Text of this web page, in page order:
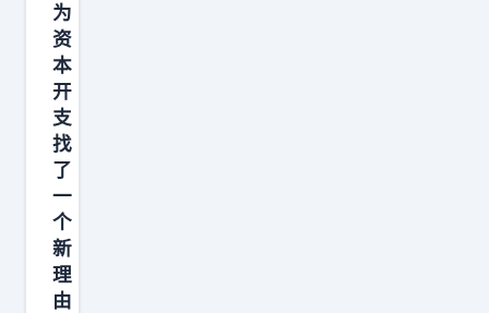
为
资
本
开
支
找
了
一
个
新
理
由